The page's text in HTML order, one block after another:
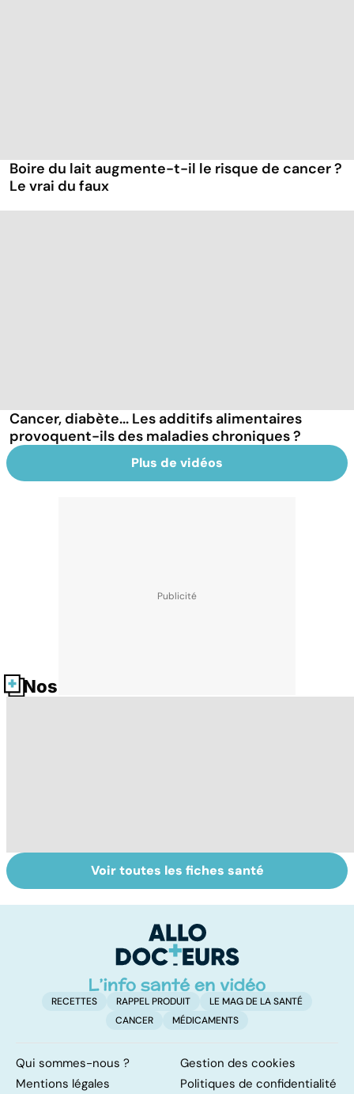
Boire du lait augmente-t-il le risque de cancer ?
Le vrai du faux
Cancer, diabète... Les additifs alimentaires
provoquent-ils des maladies chroniques ?
Plus de vidéos
Nos fiches santé
HPV : tout savoir
sur les
Quand la maladie
entraîne la chute
Voir toutes les fiches santé
RECETTES RAPPEL PRODUIT
LE MAG DE LA SANTÉ
CANCER
MÉDICAMENTS
Qui sommes-nous ?
Gestion des cookies
Mentions légales
Politiques de confidentialité